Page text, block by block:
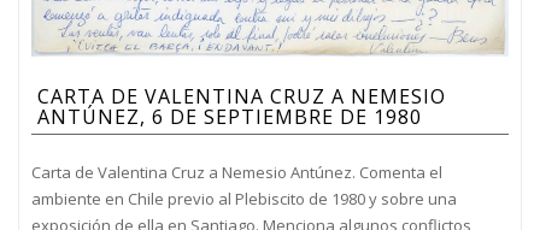
CARTA DE VALENTINA CRUZ A NEMESIO
ANTÚNEZ, 6 DE SEPTIEMBRE DE 1980
Carta de Valentina Cruz a Nemesio Antúnez. Comenta el
ambiente en Chile previo al Plebiscito de 1980 y sobre una